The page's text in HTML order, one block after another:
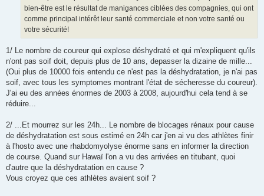
bien-être est le résultat de manigances ciblées des compagnies, qui ont
comme principal intérêt leur santé commerciale et non votre santé ou
votre sécurité!
1/ Le nombre de coureur qui explose déshydraté et qui m'expliquent qu'ils
n'ont pas soif doit, depuis plus de 10 ans, depasser la dizaine de mille...
(Oui plus de 10000 fois entendu ce n'est pas la déshydratation, je n'ai pas
soif, avec tous les symptomes montrant l'état de sécheresse du coureur).
J'ai eu des années énormes de 2003 à 2008, aujourd'hui cela tend à se
réduire...
2/ ...Et mourrez sur les 24h... Le nombre de blocages rénaux pour cause
de déshydratation est sous estimé en 24h car j'en ai vu des athlètes finir
à l'hosto avec une rhabdomyolyse énorme sans en informer la direction
de course. Quand sur Hawaï l'on a vu des arrivées en titubant, quoi
d'autre que la déshydratation en cause ?
Vous croyez que ces athlètes avaient soif ?